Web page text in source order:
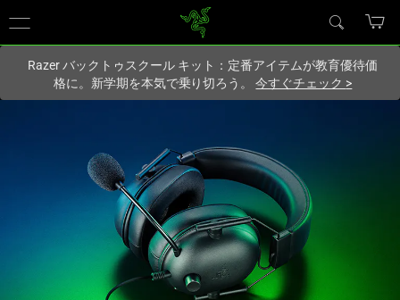
サイトにアクセスしています.
Razer バックトゥスクール キット：定番アイテムが教育優待価
格に。新学期を本気で乗り切ろう。今すぐチェック >